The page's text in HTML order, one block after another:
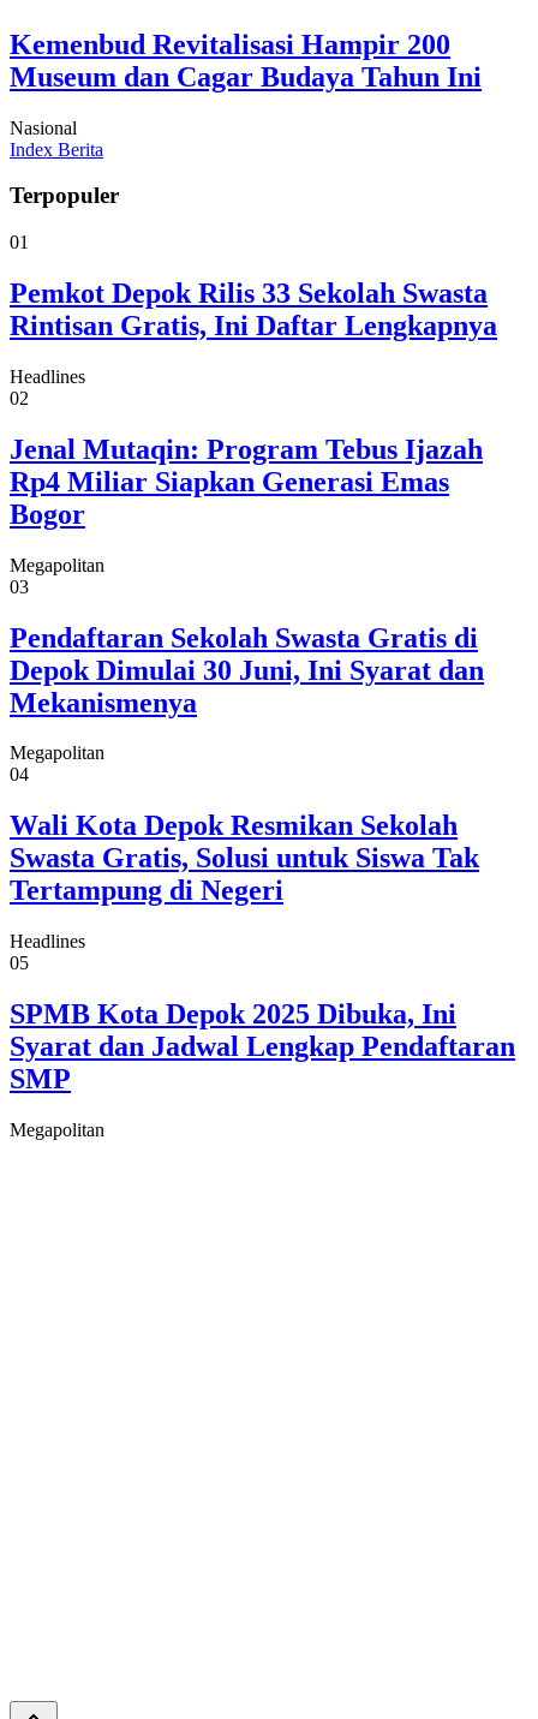
Kemenbud Revitalisasi Hampir 200
Museum dan Cagar Budaya Tahun Ini
Nasional
Index Berita
Terpopuler
01
Pemkot Depok Rilis 33 Sekolah Swasta
Rintisan Gratis, Ini Daftar Lengkapnya
Headlines
02
Jenal Mutaqin: Program Tebus Ijazah
Rp4 Miliar Siapkan Generasi Emas
Bogor
Megapolitan
03
Pendaftaran Sekolah Swasta Gratis di
Depok Dimulai 30 Juni, Ini Syarat dan
Mekanismenya
Megapolitan
04
Wali Kota Depok Resmikan Sekolah
Swasta Gratis, Solusi untuk Siswa Tak
Tertampung di Negeri
Headlines
05
SPMB Kota Depok 2025 Dibuka, Ini
Syarat dan Jadwal Lengkap Pendaftaran
SMP
Megapolitan